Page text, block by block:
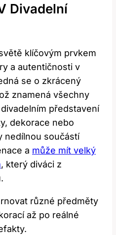
Divadelní
klíčovým prvkem
a autentičnosti v
se o zkrácený
znamená všechny
představení
dekorace nebo
nedílnou součástí
a může mít velký
, který diváci z
různé předměty
až po reálné